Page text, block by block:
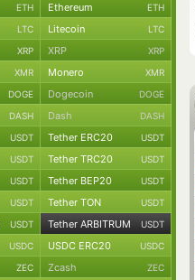
ETH Ethereum ETH
LTC Litecoin LTC
XRP XRP XRP
XMR Monero XMR
DOGE Dogecoin DOGE
DASH Dash DASH
USDT Tether ERC20 USDT
USDT Tether TRC20 USDT
USDT Tether BEP20 USDT
USDT Tether TON USDT
USDT Tether ARBITRUM USDT
USDC USDC ERC20 USDC
ZEC Zcash ZEC